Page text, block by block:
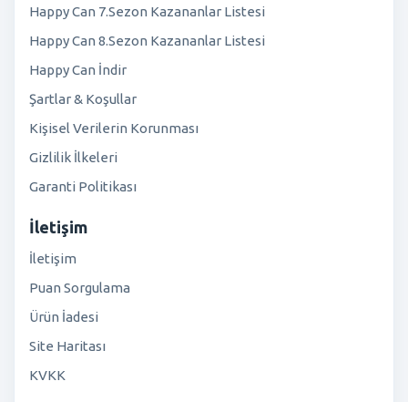
Happy Can 7.Sezon Kazananlar Listesi
Happy Can 8.Sezon Kazananlar Listesi
Happy Can İndir
Şartlar & Koşullar
Kişisel Verilerin Korunması
Gizlilik İlkeleri
Garanti Politikası
İletişim
İletişim
Puan Sorgulama
Ürün İadesi
Site Haritası
KVKK